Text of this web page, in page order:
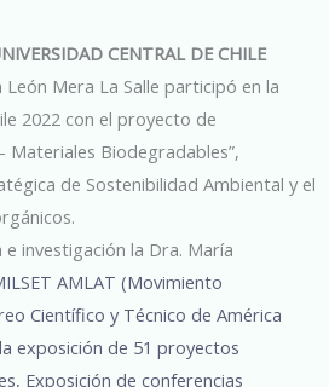
CENTRAL DE CHILE
León Mera La Salle participó en la
2022 con el proyecto de
Materiales Biodegradables”,
de Sostenibilidad Ambiental y el
investigación la Dra. María
AMLAT (Movimiento
Científico y Técnico de América
exposición de 51 proyectos
Exposición de conferencias